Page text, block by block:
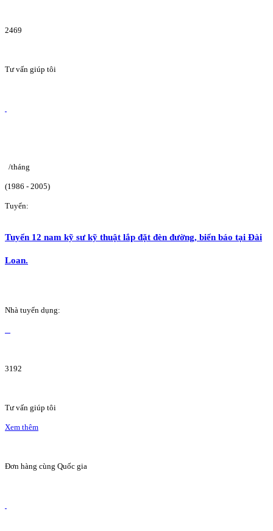
2469
Tư vấn giúp tôi
/tháng
(1986 - 2005)
Tuyển:
Tuyển 12 nam kỹ sư kỹ thuật lắp đặt đèn đường, biển báo tại Đài
Loan.
Nhà tuyển dụng:
3192
Tư vấn giúp tôi
Xem thêm
Đơn hàng cùng Quốc gia